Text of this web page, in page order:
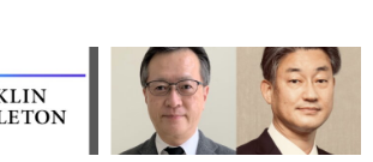
れた情報、写真、その他の著作物は、当
物の著作者または著作権者に帰属するもの
、当社著作物について複製、転用、公衆
案および翻訳などの著作権、商標権などを